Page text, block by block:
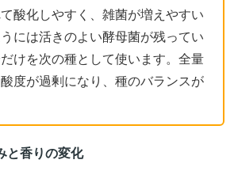
酸化しやすく、雑菌が増えやすい
には活きのよい酵母菌が残ってい
けを次の種として使います。全量
度が過剰になり、種のバランスが
と香りの変化